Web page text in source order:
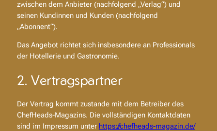
zwischen dem Anbieter (nachfolgend „Verlag“) und
seinen Kundinnen und Kunden (nachfolgend
„Abonnent“).
Das Angebot richtet sich insbesondere an Professionals
der Hotellerie und Gastronomie.
2. Vertragspartner
Der Vertrag kommt zustande mit dem Betreiber des
ChefHeads-Magazins. Die vollständigen Kontaktdaten
sind im Impressum unter https://chefheads-magazin.de/